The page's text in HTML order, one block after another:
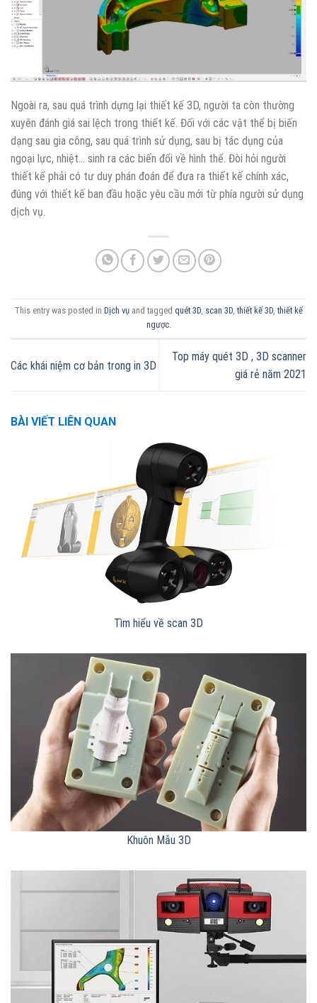
Ngoài ra, sau quá trình dựng lại thiết kế 3D, người ta còn thường
xuyên đánh giá sai lệch trong thiết kế. Đối với các vật thể bị biến
dạng sau gia công, sau quá trình sử dụng, sau bị tác dụng của
ngoại lực, nhiệt… sinh ra các biến đổi về hình thể. Đòi hỏi người
thiết kế phải có tư duy phán đoán để đưa ra thiết kế chính xác,
đúng với thiết kế ban đầu hoặc yêu cầu mới từ phía người sử dụng
dịch vụ.
This entry was posted in Dịch vụ and tagged quét 3D, scan 3D,thiết kế 3D,thiết kế
ngược.
Các khái niệm cơ bản trong in 3D
Top máy quét 3D , 3D scanner
giá rẻ năm 2021
BÀI VIẾT LIÊN QUAN
Tìm hiểu về scan 3D
Khuôn Mẫu 3D